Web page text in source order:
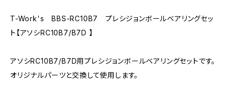
T-Work's BBS-RC10B7 プレシジョンボールベアリングセッ
ト【アソシRC10B7/B7D 】
アソシRC10B7/B7D用プレシジョンボールベアリングセットです。
オリジナルパーツと交換して使用します。